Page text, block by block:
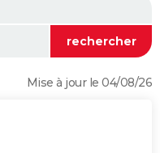
Mise à jour le 04/08/26